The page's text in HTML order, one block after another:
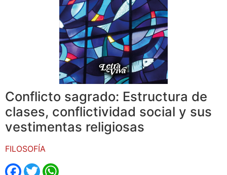
Conflicto sagrado: Estructura de
clases, conflictividad social y sus
vestimentas religiosas
FILOSOFÍA
Facebook
Twitter